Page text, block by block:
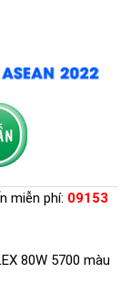
miễn phí: 09153
80W 5700 màu